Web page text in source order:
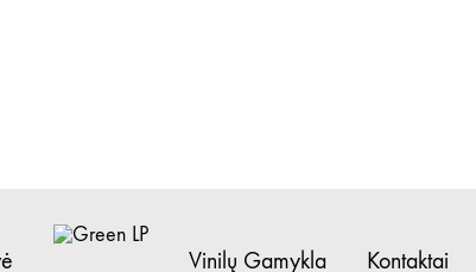
Vinilų Gamykla Kontaktai